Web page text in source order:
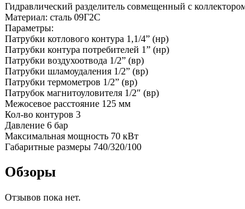
Гидравлический разделитель совмещенный с
Материал: сталь 09Г2С
Параметры:
Патрубки котлового контура 1,1/4” (нр)
Патрубки контура потребителей 1” (нр)
Патрубки воздухоотвода 1/2” (вр)
Патрубки шламоудаления 1/2” (вр)
Патрубки термометров 1/2” (вр)
Патрубок магнитоуловителя 1/2″ (вр)
Межосевое расстояние 125 мм
Кол-во контуров 3
Давление 6 бар
Максимальная мощность 70 кВт
Габаритные размеры 740/320/100
Обзоры
Отзывов пока нет.